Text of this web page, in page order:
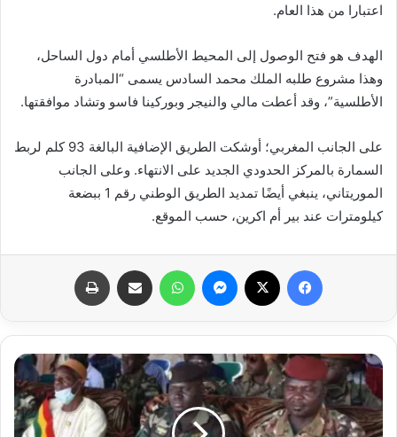
اعتبارا من هذا العام.
الهدف هو فتح الوصول إلى المحيط الأطلسي أمام دول الساحل،
وهذا مشروع طلبه الملك محمد السادس يسمى “المبادرة
الأطلسية”، وقد أعطت مالي والنيجر وبوركينا فاسو وتشاد موافقتها.
على الجانب المغربي؛ أوشكت الطريق الإضافية البالغة 93 كلم لربط
السمارة بالمركز الحدودي الجديد على الانتهاء. وعلى الجانب
الموريتاني، ينبغي أيضًا تمديد الطريق الوطني رقم 1 ببضعة
كيلومترات عند بير أم اكرين، حسب الموقع.
فيسبوك ماسنجر واتساب مشاركة عبر البريد